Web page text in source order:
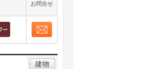
お問合せ
建物